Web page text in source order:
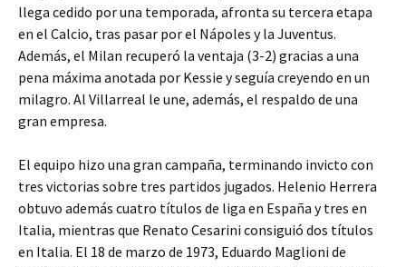
llega cedido por una temporada, afronta su tercera etapa
en el Calcio, tras pasar por el Nápoles y la Juventus.
Además, el Milan recuperó la ventaja (3-2) gracias a una
pena máxima anotada por Kessie y seguía creyendo en un
milagro. Al Villarreal le une, además, el respaldo de una
gran empresa.
El equipo hizo una gran campaña, terminando invicto con
tres victorias sobre tres partidos jugados. Helenio Herrera
obtuvo además cuatro títulos de liga en España y tres en
Italia, mientras que Renato Cesarini consiguió dos títulos
en Italia. El 18 de marzo de 1973, Eduardo Maglioni de